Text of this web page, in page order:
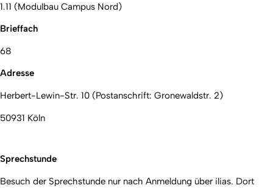
1.11 (Modulbau Campus Nord)
Brieffach
68
Adresse
Herbert-Lewin-Str. 10 (Postanschrift: Gronewaldstr. 2)
50931 Köln
Sprechstunde
Besuch der Sprechstunde nur nach Anmeldung über ilias. Dort